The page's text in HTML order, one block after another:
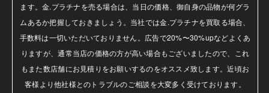
ます。金.プラチナを売る場合は、当日の価格、御自身の品物が何グラ
ムあるか把握しておきましょう。当社では金.プラチナを買取る場合、
手数料は一切いただいておりません。広告で20%〜30%upなどよくあ
りますが、通常当店の価格の方が高い場合もございましたので、これ
もまた数店舗にお見積りをお願いするのをオススメ致します。近頃お
客様より他社様とのトラブルのご相談を大変多く受けております。